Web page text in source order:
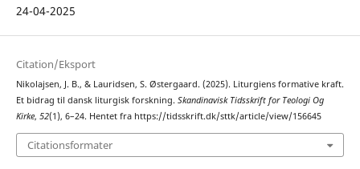
24-04-2025
Citation/Eksport
Nikolajsen, J. B., & Lauridsen, S. Østergaard. (2025). Liturgiens formative kraft.
Et bidrag til dansk liturgisk forskning. Skandinavisk Tidsskrift for Teologi Og
Kirke, 52(1), 6–24. Hentet fra https://tidsskrift.dk/sttk/article/view/156645
Citationsformater